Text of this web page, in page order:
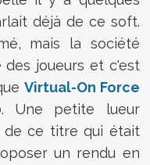
déjà de ce soft.
mais la société
joueurs et c'est
Virtual-On Force
Une petite lueur
de ce titre qui était
un rendu en